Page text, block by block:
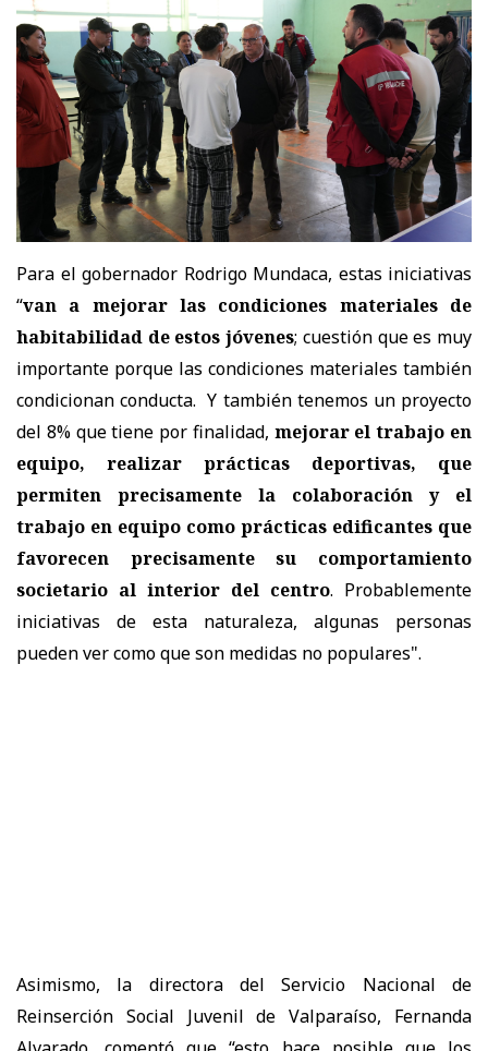
Para el gobernador Rodrigo Mundaca, estas iniciativas
“van a mejorar las condiciones materiales de
habitabilidad de estos jóvenes; cuestión que es muy
importante porque las condiciones materiales también
condicionan conducta. Y también tenemos un proyecto
del 8% que tiene por finalidad, mejorar el trabajo en
equipo, realizar prácticas deportivas, que
permiten precisamente la colaboración y el
trabajo en equipo como prácticas edificantes que
favorecen precisamente su comportamiento
societario al interior del centro. Probablemente
iniciativas de esta naturaleza, algunas personas
pueden ver como que son medidas no populares".
Asimismo, la directora del Servicio Nacional de
Reinserción Social Juvenil de Valparaíso, Fernanda